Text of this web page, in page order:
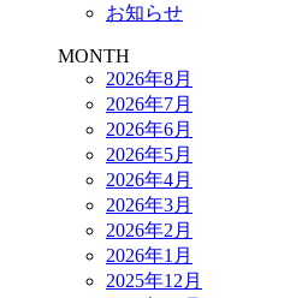
お知らせ
MONTH
2026年8月
2026年7月
2026年6月
2026年5月
2026年4月
2026年3月
2026年2月
2026年1月
2025年12月